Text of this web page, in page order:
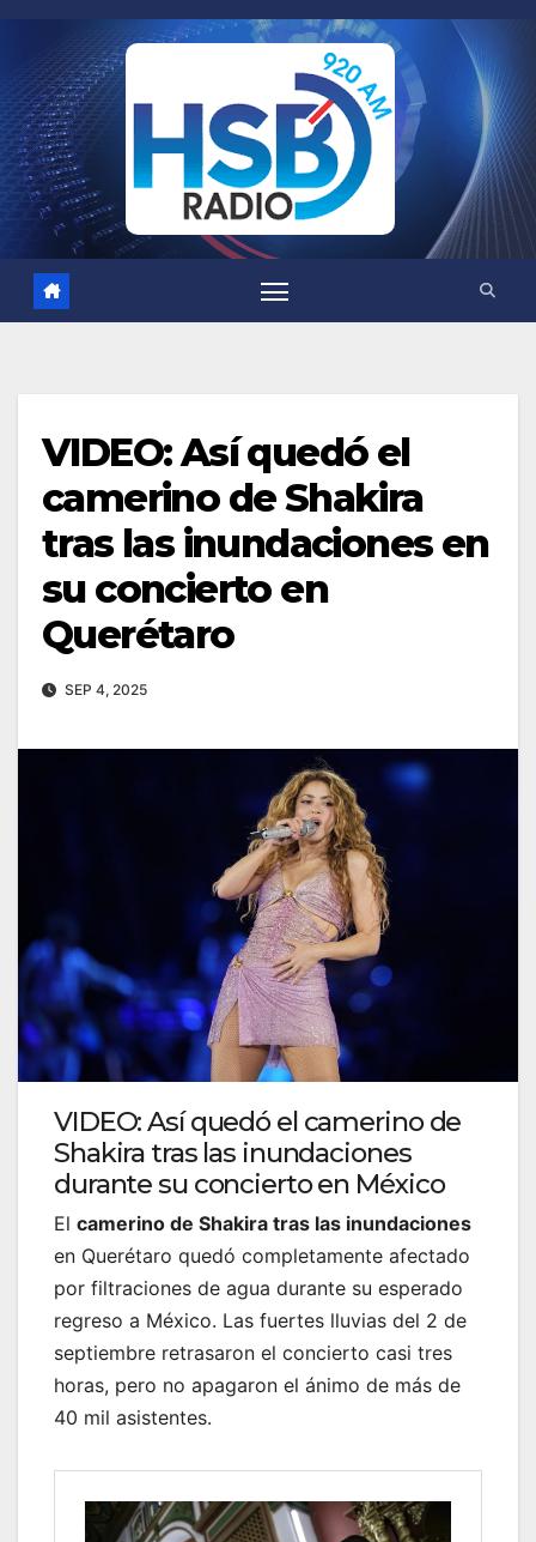
contenido
VIDEO: Así quedó el
camerino de Shakira
tras las inundaciones en
su concierto en
Querétaro
SEP 4, 2025
VIDEO: Así quedó el camerino de
Shakira tras las inundaciones
durante su concierto en México
El camerino de Shakira tras las inundaciones
en Querétaro quedó completamente afectado
por filtraciones de agua durante su esperado
regreso a México. Las fuertes lluvias del 2 de
septiembre retrasaron el concierto casi tres
horas, pero no apagaron el ánimo de más de
40 mil asistentes.